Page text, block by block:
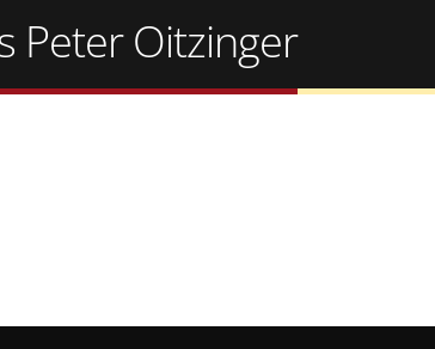
Peter Oitzinger